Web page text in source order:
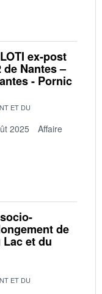
ex-post
Nantes –
- Pornic
ET DU
2025
Affaire
de
et du
ET DU